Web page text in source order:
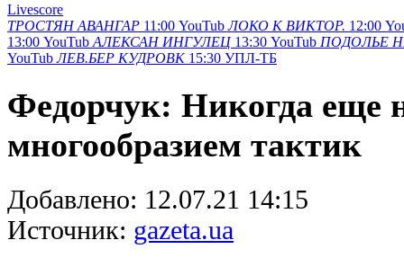
Livescore
ТРОСТЯН АВАНГАР 11:00 YouTub ЛОКО К ВИКТОР. 12:00
13:00 YouTub АЛЕКСАН ИНГУЛЕЦ 13:30 YouTub ПОДОЛЬЕ
YouTub ЛЕВ.БЕР КУДРОВК 15:30 УПЛ-ТБ
Федорчук: Никогда еще
многообразием тактик
Добавлено: 12.07.21 14:15
Источник: gazeta.ua